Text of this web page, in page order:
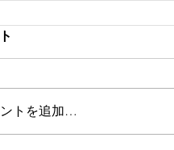
トを追加…